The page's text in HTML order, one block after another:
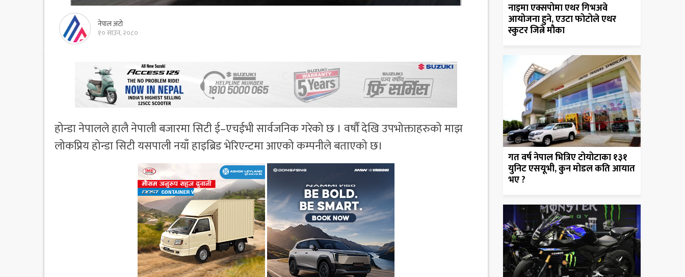
नेपाल अटो
१० साउन, २०८०
होन्डा नेपालले हालै नेपाली बजारमा सिटी ई–एचईभी सार्वजनिक गरेको छ । वर्षौं देखि उपभोक्ताहरुको माझ
लोकप्रिय होन्डा सिटी यसपाली नयाँ हाइब्रिड भेरिएन्टमा आएको कम्पनीले बताएको छ।
नाइमा एक्सपोमा एथर गिभअवे
आयोजना हुने, एउटा फोटोले एथर
स्कुटर जित्ने मौका
गत वर्ष नेपाल भित्रिए टोयोटाका १३१
युनिट एसयूभी, कुन मोडल कति आयात
भए ?